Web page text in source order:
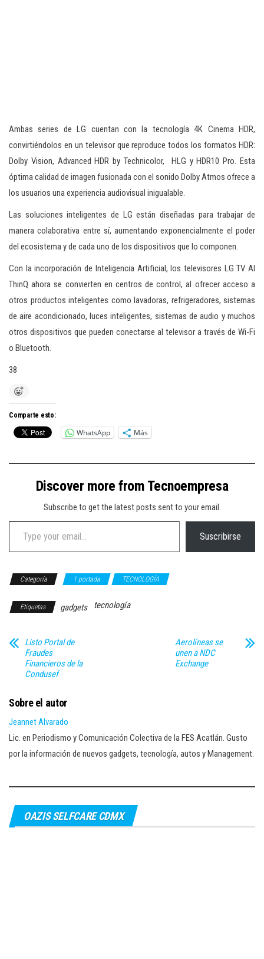
Ambas series de LG cuentan con la tecnología 4K Cinema HDR,
convirtiéndolos en un televisor que reproduce todos los formatos HDR:
Dolby Vision, Advanced HDR by Technicolor, HLG y HDR10 Pro. Esta
óptima calidad de imagen fusionada con el sonido Dolby Atmos ofrece a
los usuarios una experiencia audiovisual inigualable.
Las soluciones inteligentes de LG están diseñadas para trabajar de
manera colaborativa entre sí, aumentando exponencialmente el poder
del ecosistema y de cada uno de los dispositivos que lo componen.
Con la incorporación de Inteligencia Artificial, los televisores LG TV AI
ThinQ ahora se convierten en centros de control, al ofrecer acceso a
otros productos inteligentes como lavadoras, refrigeradores, sistemas
de aire acondicionado, luces inteligentes, sistemas de audio y muchos
otros dispositivos que pueden conectarse al televisor a través de Wi-Fi
o Bluetooth.
38
Comparte esto:
WhatsApp Más
Discover more from Tecnoempresa
Subscribe to get the latest posts sent to your email.
Type your email…
Suscribirse
Categoría 1 portada TECNOLOGÍA
Etiquetas gadgets tecnología
Listo Portal de
Fraudes
Financieros de la
Condusef
Aerolíneas se
unen a NDC
Exchange
Sobre el autor
Jeannet Alvarado
Lic. en Periodismo y Comunicación Colectiva de la FES Acatlán. Gusto
por la información de nuevos gadgets, tecnología, autos y Management.
OAZIS SELFCARE CDMX